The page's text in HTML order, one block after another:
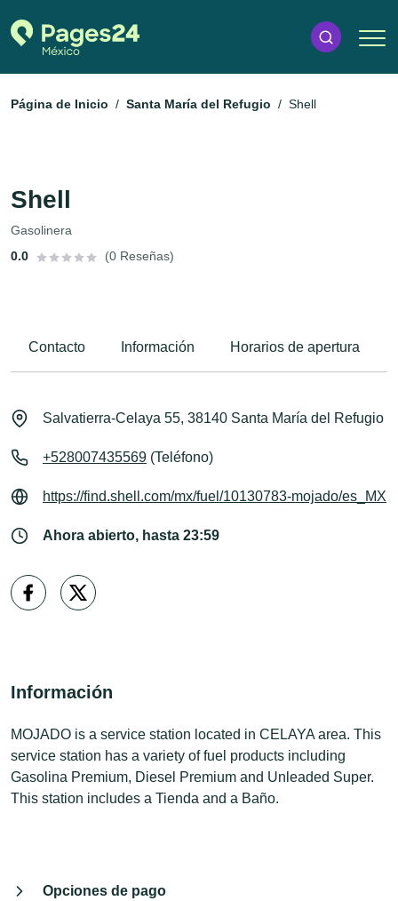
Página de Inicio Santa María del Refugio Shell
Shell
Gasolinera
0.0
(0 Reseñas)
Contacto Información Horarios de apertura
Salvatierra-Celaya 55, 38140 Santa María del Refugio
+528007435569 (Teléfono)
https://find.shell.com/mx/fuel/10130783-mojado/es_MX
Ahora abierto, hasta 23:59
Información
MOJADO is a service station located in CELAYA area. This
service station has a variety of fuel products including
Gasolina Premium, Diesel Premium and Unleaded Super.
This station includes a Tienda and a Baño.
Opciones de pago